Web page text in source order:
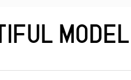
MODEL